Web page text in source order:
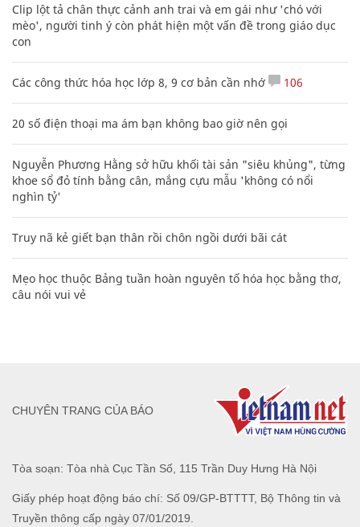
Clip lột tả chân thực cảnh anh trai và em gái như 'chó với
mèo', người tinh ý còn phát hiện một vấn đề trong giáo dục
con
Các công thức hóa học lớp 8, 9 cơ bản cần nhớ 106
20 số điện thoại ma ám bạn không bao giờ nên gọi
Nguyễn Phương Hằng sở hữu khối tài sản "siêu khủng", từng
khoe sổ đỏ tính bằng cân, mắng cựu mẫu 'không có nổi
nghìn tỷ'
Truy nã kẻ giết bạn thân rồi chôn ngồi dưới bãi cát
Mẹo học thuộc Bảng tuần hoàn nguyên tố hóa học bằng thơ,
câu nói vui vẻ
Tòa soạn: Tòa nhà Cục Tần Số, 115 Trần Duy Hưng Hà Nội
Giấy phép hoạt động báo chí: Số 09/GP-BTTTT, Bộ Thông tin và
Truyền thông cấp ngày 07/01/2019.
CHUYÊN TRANG CỦA BÁO